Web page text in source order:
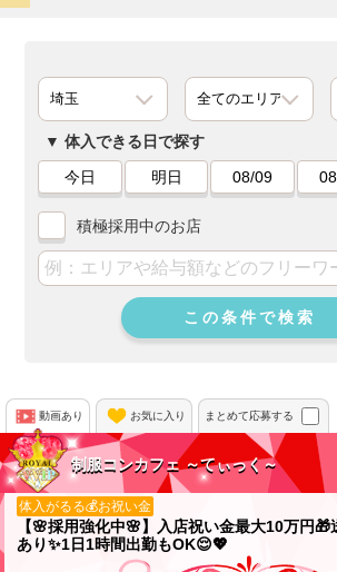
体入できる日で探す
今日
明日 08/09
積極採用中のお店
この条件で検索
動画あり お気に入り まとめて応募する
制服コンカフェ ～てぃっく～
体入がるる💰お祝い金
【🌸採用強化中🌸】入店祝い金最大10万円
あり✨1日1時間出勤もOK😌💖